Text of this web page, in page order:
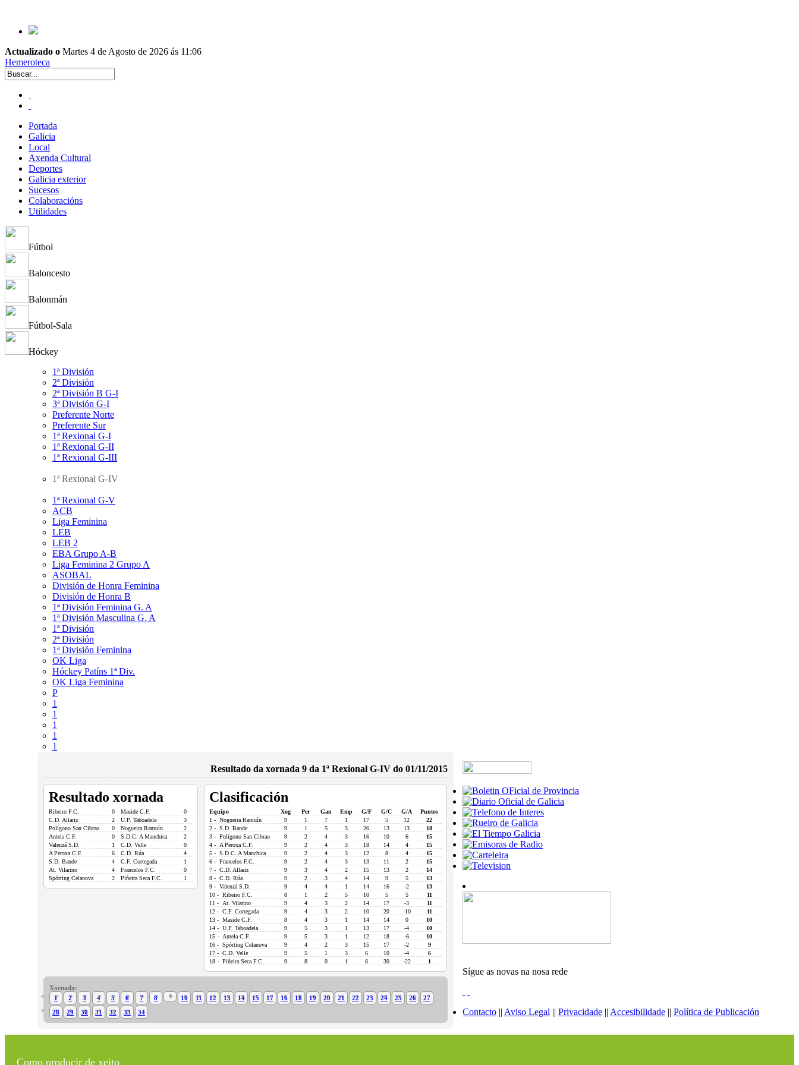
Actualizado o Martes 4 de Agosto de 2026 ás 11:06
Hemeroteca
Portada
Galicia
Local
Axenda Cultural
Deportes
Galicia exterior
Sucesos
Colaboracións
Utilidades
Fútbol
Baloncesto
Balonmán
Fútbol-Sala
Hóckey
1ª División
2ª División
2ª División B G-I
3ª División G-I
Preferente Norte
Preferente Sur
1ª Rexional G-I
1ª Rexional G-II
1ª Rexional G-III
1ª Rexional G-IV
1ª Rexional G-V
ACB
Liga Feminina
LEB
LEB 2
EBA Grupo A-B
Liga Feminina 2 Grupo A
ASOBAL
División de Honra Feminina
División de Honra B
1ª División Feminina G. A
1ª División Masculina G. A
1ª División
2ª División
1ª División Feminina
OK Liga
Hóckey Patíns 1ª Div.
OK Liga Feminina
P
1
1
1
1
1
Resultado da xornada 9 da 1ª Rexional G-IV do 01/11/2015
Resultado xornada
Ribeiro F.C. 0 Maside C.F.
0
C.D. Allariz
2 U.P. Taboadela
3
Polígono San Cibrao
0 Nogueira Ramuín
2
Antela C.F.
0 S.D.C. A Manchica
2
Valenzá S.D.
1 C.D. Velle
0
A Peroxa C.F.
6 C.D. Rúa
4
S.D. Bande
4 C.F. Cortegada
1
At. Vilarino
4 Francelos F.C.
0
Spórting Celanova
2 Piñeira Seca F.C. 1
Clasificación
Equipo Xog Per Gan Emp G/F G/C G/A
Puntos
1 - Nogueira Ramuín
9 1 7 1 17 5 12
22
2 - S.D. Bande
9 1 5 3 26 13 13
18
3 - Polígono San Cibrao
9 2 4 3 16 10 6
15
4 - A Peroxa C.F.
9 2 4 3 18 14 4
15
5 - S.D.C. A Manchica
9 2 4 3 12 8 4
15
6 - Francelos F.C.
9 2 4 3 13 11 2
15
7 - C.D. Allariz
9 3 4 2 15 13 2
14
8 - C.D. Rúa
9 2 3 4 14 9 5
13
9 - Valenzá S.D.
9 4 4 1 14 16 -2
13
10 - Ribeiro F.C.
8 1 2 5 10 5 5
11
11 - At. Vilarino
9 4 3 2 14 17 -3
11
12 - C.F. Cortegada
9 4 3 2 10 20 -10
11
13 - Maside C.F.
8 4 3 1 14 14 0
10
14 - U.P. Taboadela
9 5 3 1 13 17 -4
10
15 - Antela C.F.
9 5 3 1 12 18 -6
10
16 - Spórting Celanova
9 4 2 3 15 17 -2
9
17 - C.D. Velle
9 5 1 3 6 10 -4
6
18 - Piñeira Seca F.C.
9 8 0 1 8 30 -22 1
Xornada:
1
2 3 4 5 6 7 8 9 10 11 12 13 14 15 17 16 18 19 20 21 22 23 24 25 26
27
28
29 30 31 32 33 34
Como producir de xeito
Sígue as novas na nosa rede
Contacto || Aviso Legal || Privacidade || Accesibilidade || Política de Publicación